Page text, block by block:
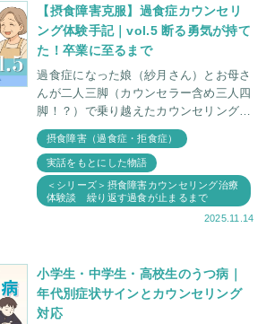
【摂食障害克服】過食症カウンセリ
ング体験手記｜vol.5 断る勇気が持て
た！卒業に至るまで
過食症になった娘（紗月さん）とお母さ
んが二人三脚（カウンセラー含め三人四
脚！？）で乗り越えたカウンセリング治
療体験手記 最終章。 コロナや紗月さん
の口撃など、日々変化する状況に柔軟に
対応していっ
摂食障害（過食症・拒食症）
実話をもとにした物語
＜シリーズ＞摂食障害カウンセリング治療
体験談 繰り返す過食が止まるまで
2025.11.14
小学生・中学生・高校生のうつ病｜
年代別症状サインとカウンセリング
対応